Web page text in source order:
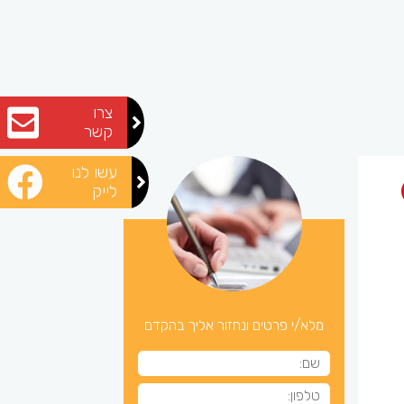
צרו
קשר
עשו לנו
לייק
מלא/י פרטים ונחזור אליך בהקדם